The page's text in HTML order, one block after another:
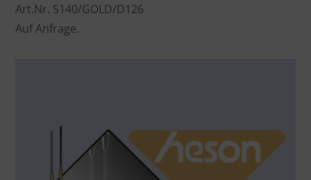
Art.Nr. S140/GOLD/D126
Auf Anfrage.